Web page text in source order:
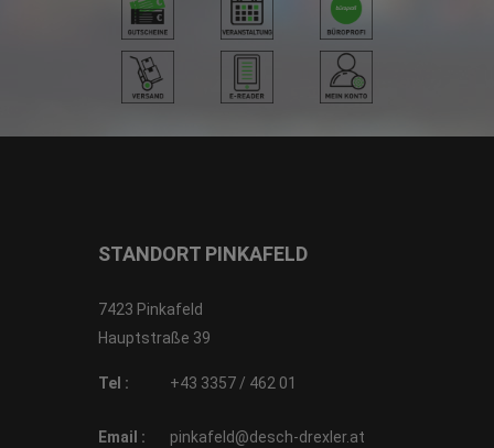
STANDORT PINKAFELD
7423 Pinkafeld
Hauptstraße 39
Tel : +43 3357 / 462 01
Email : pinkafeld@desch-drexler.at